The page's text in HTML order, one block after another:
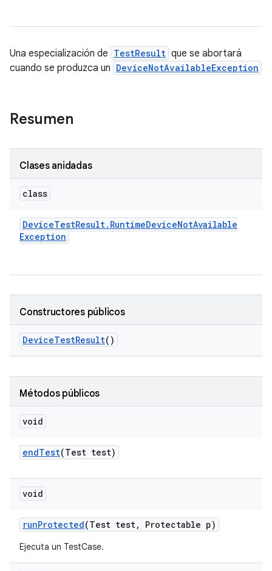
Una especialización de TestResult que se abortará
cuando se produzca un DeviceNotAvailableException
Resumen
Clases anidadas
class
DeviceTestResult. RuntimeDeviceNotAvailable
Exception
Constructores públicos
DeviceTestResult()
Métodos públicos
void
endTest(Test test)
void
runProtected(Test test, Protectable p)
Ejecuta un TestCase.